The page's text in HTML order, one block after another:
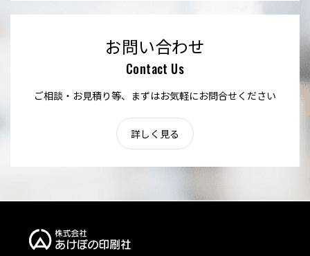
お問い合わせ
Contact Us
ご相談・お見積り等、まずはお気軽にお問合せください
詳しく見る